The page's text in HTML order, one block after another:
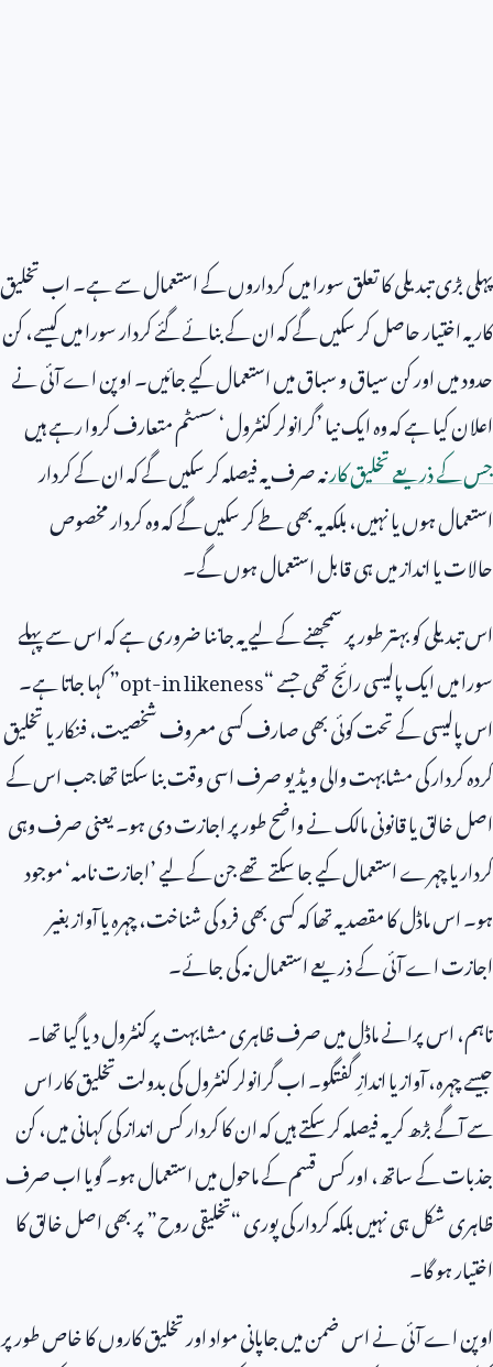
پہلی بڑی تبدیلی کا تعلق سورا میں کرداروں کے استعمال سے ہے۔ اب تخلیق
کار یہ اختیار حاصل کر سکیں گے کہ ان کے بنائے گئے کردار سورا میں کیسے، کن
حدود میں اور کن سیاق و سباق میں استعمال کیے جائیں۔ اوپن اے آئی نے
اعلان کیا ہے کہ وہ ایک نیا ’گرانولر کنٹرول‘ سسٹم متعارف کروا رہے ہیں
جس کے ذریعے تخلیق کارنہ صرف یہ فیصلہ کر سکیں گے کہ ان کے کردار
استعمال ہوں یا نہیں، بلکہ یہ بھی طے کر سکیں گے کہ وہ کردار مخصوص
حالات یا انداز میں ہی قابل استعمال ہوں گے۔
اس تبدیلی کو بہتر طور پر سمجھنے کے لیے یہ جاننا ضروری ہے کہ اس سے پہلے
سورا میں ایک پالیسی رائج تھی جسے “opt-in likeness” کہا جاتا ہے۔
اس پالیسی کے تحت کوئی بھی صارف کسی معروف شخصیت، فنکار یا تخلیق
کردہ کردار کی مشابہت والی ویڈیو صرف اسی وقت بنا سکتا تھا جب اس کے
اصل خالق یا قانونی مالک نے واضح طور پر اجازت دی ہو۔ یعنی صرف وہی
کردار یا چہرے استعمال کیے جا سکتے تھے جن کے لیے ’اجازت نامہ‘ موجود
ہو۔ اس ماڈل کا مقصد یہ تھا کہ کسی بھی فرد کی شناخت، چہرہ یا آواز بغیر
اجازت اے آئی کے ذریعے استعمال نہ کی جائے۔
تاہم، اس پرانے ماڈل میں صرف ظاہری مشابہت پر کنٹرول دیا گیا تھا۔
جیسے چہرہ، آواز یا اندازِ گفتگو۔ اب گرانولر کنٹرول کی بدولت تخلیق کار اس
سے آگے بڑھ کر یہ فیصلہ کر سکتے ہیں کہ ان کا کردار کس انداز کی کہانی میں، کن
جذبات کے ساتھ، اور کس قسم کے ماحول میں استعمال ہو۔ گویا اب صرف
ظاہری شکل ہی نہیں بلکہ کردار کی پوری “تخلیقی روح” پر بھی اصل خالق کا
اختیار ہو گا۔
اوپن اے آئی نے اس ضمن میں جاپانی مواد اور تخلیق کاروں کا خاص طور پر